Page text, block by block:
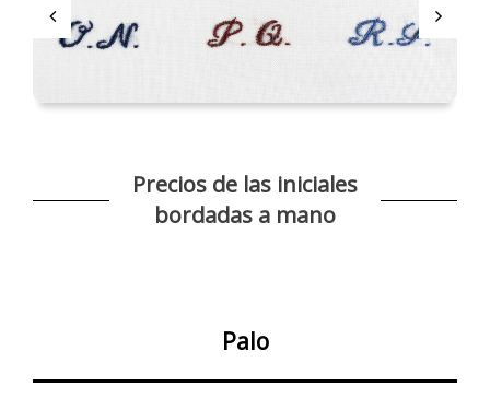
Precios de las iniciales
bordadas a mano
Palo